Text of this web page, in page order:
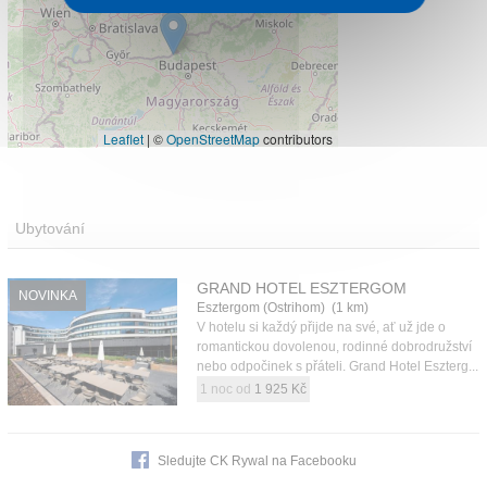
Leaflet | ©OpenStreetMapcontributors
Ubytování
NOVINKA GRAND HOTEL ESZTERGOM
Esztergom (Ostrihom) (1 km)
V hotelu si každý přijde na své, ať už jde o
romantickou dovolenou, rodinné dobrodružství
nebo odpočinek s přáteli. Grand Hotel Eszterg...
1 noc od 1 925 Kč
Sledujte CK Rywal na Facebooku